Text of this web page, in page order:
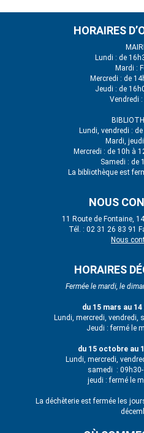
HORAIRES
Lundi : de
Mardi :
Mercredi : de
Jeudi : de
Vendredi :
Lundi, vendredi :
Mardi,
Mercredi : de 10h à
Samedi : de
La bibliothèque est
NOUS
11 Route de Fontaine,
Tél. : 02 31 26 83 91
Nous
HORAIRES
Fermée le mardi, le
du 15 mars au
Lundi, mercredi, vendredi,
Jeudi : fermé le
du 15 octobre au
Lundi, mercredi,
samedi :
jeudi : fermé le
La déchèterie est fermée les